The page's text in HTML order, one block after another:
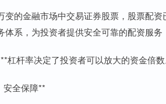
变的金融市场中交易证券股票，股票配
体系，为投资者提供安全可靠的配资服
杠杆率决定了投资者可以放大的资金倍
安全保障**